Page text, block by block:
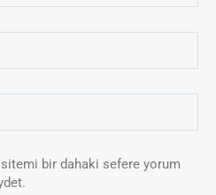
sitemi bir dahaki sefere yorum